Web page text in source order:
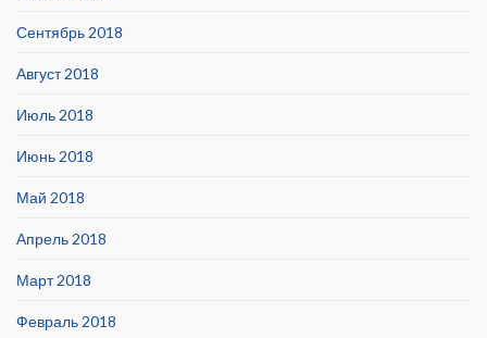
Сентябрь 2018
Август 2018
Июль 2018
Июнь 2018
Май 2018
Апрель 2018
Март 2018
Февраль 2018